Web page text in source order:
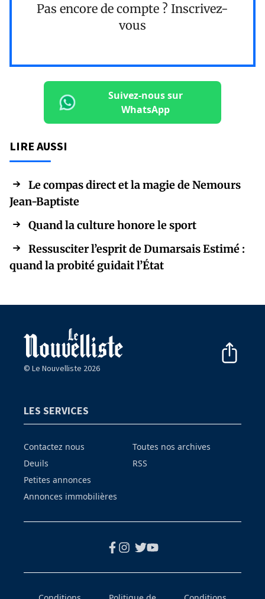
Pas encore de compte ? Inscrivez-
vous
Suivez-nous sur
WhatsApp
LIRE AUSSI
Le compas direct et la magie de Nemours
Jean-Baptiste
Quand la culture honore le sport
Ressusciter l’esprit de Dumarsais Estimé :
quand la probité guidait l’État
© Le Nouvelliste 2026
LES SERVICES
Contactez nous
Deuils
Petites annonces
Annonces immobilières
Toutes nos archives
RSS